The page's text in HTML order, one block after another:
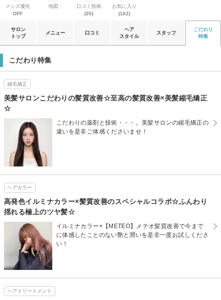
メンズ優先
OFF
地図
口コミ投稿
(35)
お気に入り
(162)
サロン
トップ
メニュー 口コミ
ヘア
スタイル
スタッフ
こだわり
特集
こだわり特集
縮毛矯正
美髪サロンこだわりの髪質改善☆至高の髪質改善×美髪縮毛矯正
☆
こだわりの薬剤と技術・・・。美髪サロンの縮毛矯正の
違いを是非ご体感くださいませ！
ヘアカラー
高発色イルミナカラー×髪質改善のスペシャルコラボ☆ふんわり
揺れる極上のツヤ髪☆
イルミナカラー×【METEO】メテオ髪質改善で今まで
に体感したことのない艶と潤いを是非一度お試しくださ
い！
ヘアトリートメント